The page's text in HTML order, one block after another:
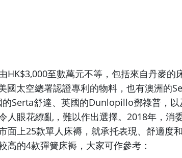
HK$3,000至數萬元不等，包括來自丹麥的
國太空總署認證專利的物料，也有澳洲的
Serta舒達、英國的Dunlopillo鄧祿普，以
人眼花繚亂，難以作出選擇。2018年，消
面上25款單人床褥，就承托表現、舒適度
高的4款彈簧床褥，大家可作參考：